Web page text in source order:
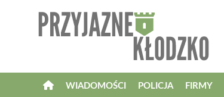
WIADOMOŚCI POLICJA FIRMY